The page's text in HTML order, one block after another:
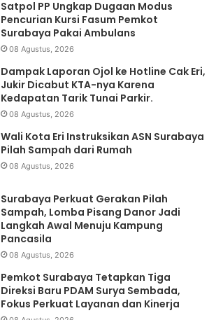
Satpol PP Ungkap Dugaan Modus
Pencurian Kursi Fasum Pemkot
Surabaya Pakai Ambulans
08 Agustus, 2026
Dampak Laporan Ojol ke Hotline Cak Eri,
Jukir Dicabut KTA-nya Karena
Kedapatan Tarik Tunai Parkir.
08 Agustus, 2026
Wali Kota Eri Instruksikan ASN Surabaya
Pilah Sampah dari Rumah
08 Agustus, 2026
Surabaya Perkuat Gerakan Pilah
Sampah, Lomba Pisang Danor Jadi
Langkah Awal Menuju Kampung
Pancasila
08 Agustus, 2026
Pemkot Surabaya Tetapkan Tiga
Direksi Baru PDAM Surya Sembada,
Fokus Perkuat Layanan dan Kinerja